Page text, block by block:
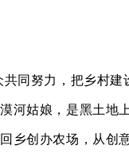
同努力，把乡村
河姑娘，是黑土
创办农场，从创